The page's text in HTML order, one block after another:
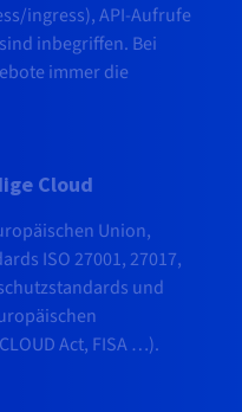
ingress), API-Aufrufe
inbegriffen. Bei
immer die
Cloud
Union,
ISO 27001, 27017,
und
Act, FISA …).